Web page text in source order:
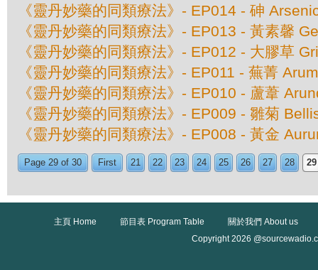
《靈丹妙藥的同類療法》- EP014 - 砷
《靈丹妙藥的同類療法》- EP013 - 黃素馨
《靈丹妙藥的同類療法》- EP012 - 大膠草
《靈丹妙藥的同類療法》- EP011 - 蕪菁
《靈丹妙藥的同類療法》- EP010 - 蘆葦
《靈丹妙藥的同類療法》- EP009 - 雛菊
《靈丹妙藥的同類療法》- EP008 - 黃金
Page 29 of 30 First 21 22 23 24 25 26 27 28 29
主頁 Home 節目表 Program Table
關於我們 About us
Copyright 2026